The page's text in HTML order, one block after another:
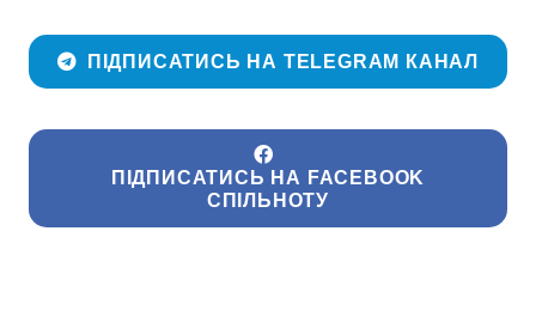
ПІДПИСАТИСЬ НА TELEGRAM КАНАЛ
ПІДПИСАТИСЬ НА FACEBOOK
СПІЛЬНОТУ